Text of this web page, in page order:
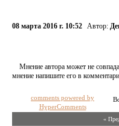
08 марта 2016 г. 10:52 Автор:
Мнение автора может не
мнение напишите его в
comments powered by
HyperComments
«